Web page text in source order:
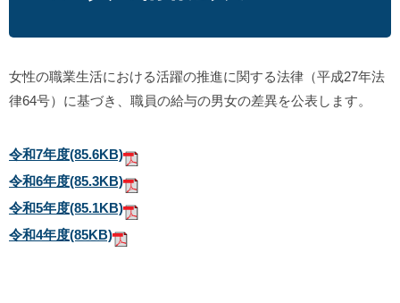
女性の職業生活における活躍の推進に関する法律（平成27年法
律64号）に基づき、職員の給与の男女の差異を公表します。
令和7年度(85.6KB)
令和6年度(85.3KB)
令和5年度(85.1KB)
令和4年度(85KB)